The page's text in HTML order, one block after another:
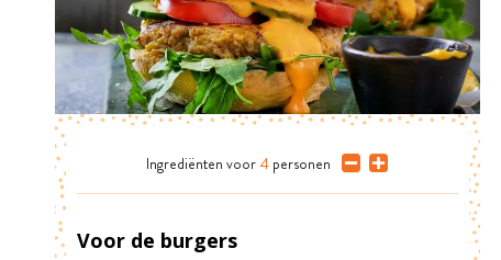
Ingrediënten voor 4 personen
Voor de burgers